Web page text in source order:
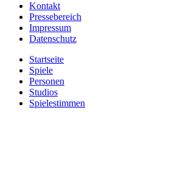
Kontakt
Pressebereich
Impressum
Datenschutz
Startseite
Spiele
Personen
Studios
Spielestimmen